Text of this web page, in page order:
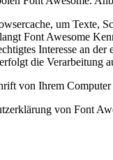
um Texte,
Font Awesome
Interesse an
die
von Ihrem Computer
von Font